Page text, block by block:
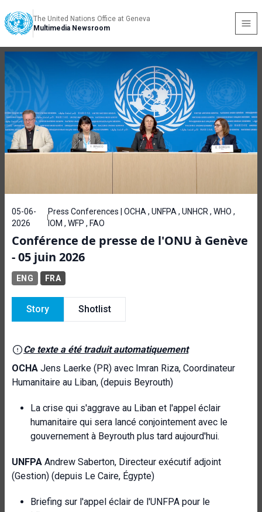
The United Nations Office at Geneva
Multimedia Newsroom
05-06-
2026
Press Conferences | OCHA , UNFPA , UNHCR , WHO ,
IOM , WFP , FAO
Conférence de presse de l'ONU à Genève
- 05 juin 2026
ENG FRA
Story Shotlist
Ce texte a été traduit automatiquement
OCHA Jens Laerke (PR) avec Imran Riza, Coordinateur
Humanitaire au Liban, (depuis Beyrouth)
La crise qui s'aggrave au Liban et l'appel éclair
humanitaire qui sera lancé conjointement avec le
gouvernement à Beyrouth plus tard aujourd'hui.
UNFPA Andrew Saberton, Directeur exécutif adjoint
(Gestion) (depuis Le Caire, Égypte)
Briefing sur l'appel éclair de l'UNFPA pour le